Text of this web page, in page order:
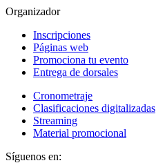
Organizador
Inscripciones
Páginas web
Promociona tu evento
Entrega de dorsales
Cronometraje
Clasificaciones digitalizadas
Streaming
Material promocional
Síguenos en: